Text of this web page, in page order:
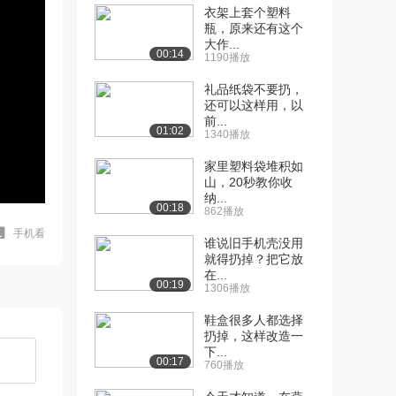
手机看
00:14
衣架上套个塑料
瓶，原来还有这个
大作...
1190播放
01:02
礼品纸袋不要扔，
还可以这样用，以
前...
1340播放
00:18
家里塑料袋堆积如
山，20秒教你收
纳...
862播放
00:19
谁说旧手机壳没用
就得扔掉？把它放
在...
1306播放
00:17
鞋盒很多人都选择
扔掉，这样改造一
下...
760播放